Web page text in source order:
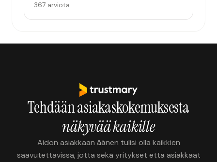
367 arviota
Tehdään asiakaskokemuksesta
näkyvää kaikille
Aidon asiakkaan äänen tulisi olla kaikkien
saavutettavissa, jotta sekä yritykset että asiakkaat